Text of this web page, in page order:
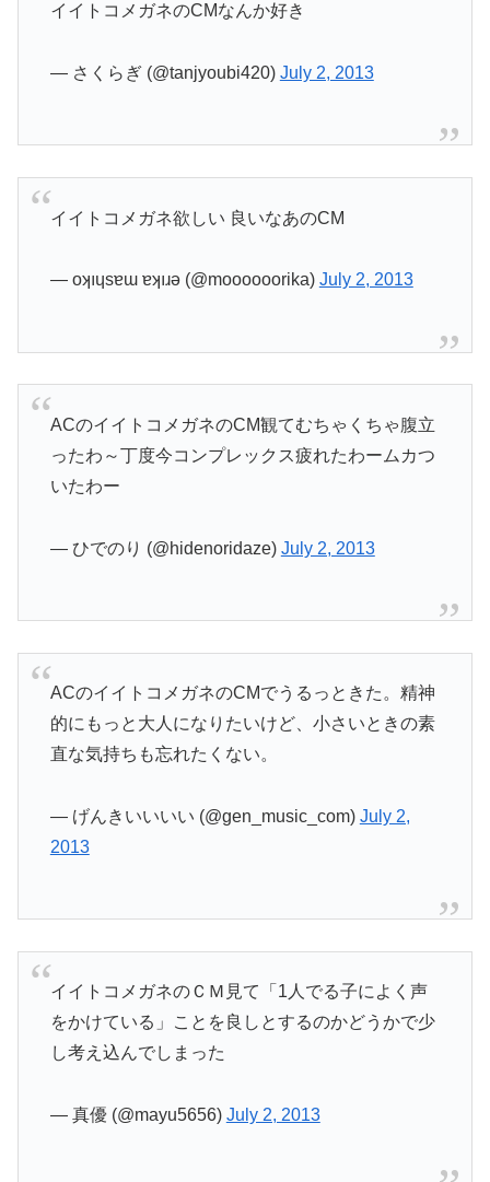
イイトコメガネのCMなんか好き
— さくらぎ (@tanjyoubi420) July 2, 2013
イイトコメガネ欲しい 良いなあのCM
— oʞıɥsɐɯ ɐʞıɹǝ (@moooooorika) July 2, 2013
ACのイイトコメガネのCM観てむちゃくちゃ腹立
ったわ～丁度今コンプレックス疲れたわームカつ
いたわー
— ひでのり (@hidenoridaze) July 2, 2013
ACのイイトコメガネのCMでうるっときた。精神
的にもっと大人になりたいけど、小さいときの素
直な気持ちも忘れたくない。
— げんきいいいい (@gen_music_com) July 2,
2013
イイトコメガネのＣＭ見て「1人でる子によく声
をかけている」ことを良しとするのかどうかで少
し考え込んでしまった
— 真優 (@mayu5656) July 2, 2013